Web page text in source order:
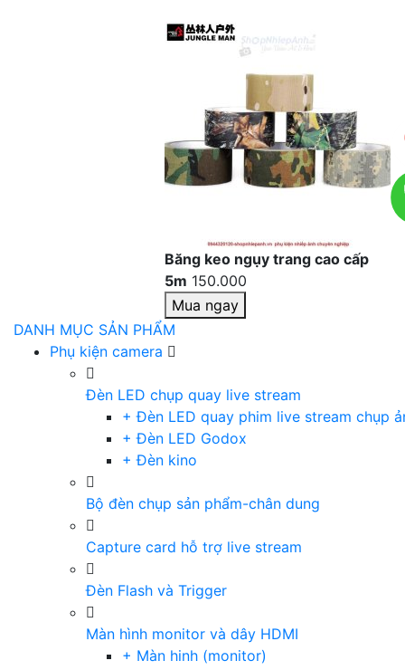
Băng keo ngụy trang cao cấp
5m 150.000
Mua ngay
DANH MỤC SẢN PHẨM
Phụ kiện camera
Đèn LED chụp quay live stream
+ Đèn LED quay phim live stream chụp
+ Đèn LED Godox
+ Đèn kino
Bộ đèn chụp sản phẩm-chân dung
Capture card hỗ trợ live stream
Đèn Flash và Trigger
Màn hình monitor và dây HDMI
+ Màn hinh (monitor)